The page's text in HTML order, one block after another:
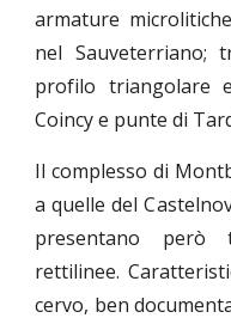
armature
nel Sauveterriano;
profilo triangolare
Coincy e punte di
Il complesso di
a quelle del
presentano però
rettilinee.
cervo, ben